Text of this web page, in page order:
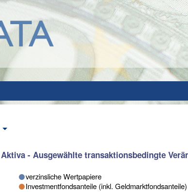
- Ausgewählte transaktionsbedingte
verzinsliche Wertpapiere
Investmentfondsanteile (inkl. Geldmarktfondsanteile)